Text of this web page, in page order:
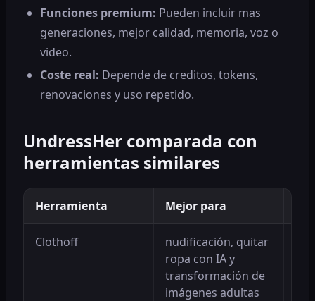
Funciones premium: Pueden incluir mas
generaciones, mejor calidad, memoria, voz o
video.
Coste real: Depende de creditos, tokens,
renovaciones y uso repetido.
UndressHer comparada con
herramientas similares
Herramienta Mejor para
Clothoff
nudificación, quitar
ropa con IA y
transformación de
imágenes adultas